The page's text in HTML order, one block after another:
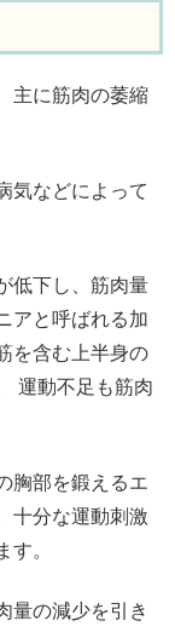
主に筋肉の萎縮
気などによって
低下し、筋肉量
アと呼ばれる加
を含む上半身の
運動不足も筋肉
胸部を鍛えるエ
十分な運動刺激
す。
量の減少を引き